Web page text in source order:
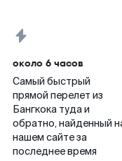
около 6 часов
Самый быстрый
прямой перелет из
Бангкока туда и
обратно, найденный
нашем сайте за
последнее время